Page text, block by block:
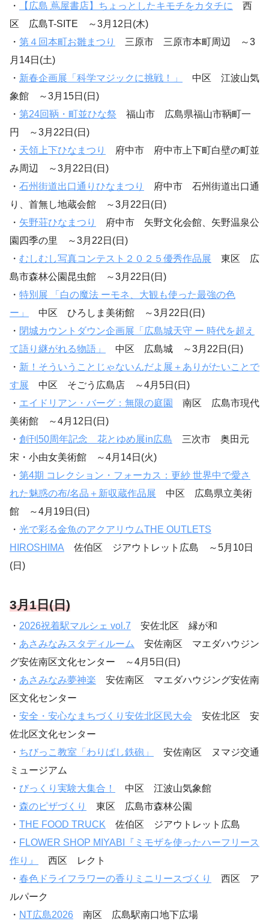
・
【広島 蔦屋書店】ちょっとしたキモチをカタチに 西
区 広島T-SITE ～3月12日(木)
・ 第４回本町お雛まつり
三原市 三原市本町周辺 ～3
月14日(土)
・ 新春企画展「科学マジックに挑戦！」
中区 江波山気
象館 ～3月15日(日)
・ 第24回鞆・町並ひな祭 福山市 広島県福山市鞆町一
円 ～3月22日(日)
・ 天領上下ひなまつり
府中市 府中市上下町白壁の町並
み周辺 ～3月22日(日)
・ 石州街道出口通りひなまつり
府中市 石州街道出口通
り、首無し地蔵会館 ～3月22日(日)
・ 矢野荘ひなまつり
府中市 矢野文化会館、矢野温泉公
園四季の里 ～3月22日(日)
・ むしむし写真コンテスト２０２５優秀作品展 東区 広
島市森林公園昆虫館 ～3月22日(日)
・ 特別展 「白の魔法 ーモネ、大観も使った最強の色
ー」
中区 ひろしま美術館 ～3月22日(日)
・ 閉城カウントダウン企画展「広島城天守 ー 時代を超え
て語り継がれる物語」
中区 広島城 ～3月22日(日)
・ 新！そういうことじゃないんだよ展＋ありがたいことで
す展 中区 そごう広島店 ～4月5日(日)
・ エイドリアン・バーグ：無限の庭園
南区 広島市現代
美術館 ～4月12日(日)
・ 創刊50周年記念 花とゆめ展in広島 三次市 奥田元
宋・小由女美術館 ～4月14日(火)
・ 第4期 コレクション・フォーカス：更紗 世界中で愛さ
れた魅惑の布/名品＋新収蔵作品展 中区 広島県立美術
館 ～4月19日(日)
・ 光で彩る金魚のアクアリウムTHE OUTLETS
HIROSHIMA 佐伯区 ジアウトレット広島 ～5月10日
(日)
3月1日(日)
・ 2026祝着駅マルシェ vol.7 安佐北区 縁が和
・ あさみなみスタディルーム 安佐南区 マエダハウジン
グ安佐南区文化センター ～4月5日(日)
・ あさみなみ夢神楽 安佐南区 マエダハウジング安佐南
区文化センター
・ 安全・安心なまちづくり安佐北区民大会 安佐北区 安
佐北区文化センター
・ ちびっこ教室「わりばし鉄砲」
安佐南区 ヌマジ交通
ミュージアム
・ びっくり実験大集合！
中区 江波山気象館
・ 森のピザづくり
東区 広島市森林公園
・ THE FOOD TRUCK 佐伯区 ジアウトレット広島
・ FLOWER SHOP MIYABI『ミモザを使ったハーフリース
作り』
西区 レクト
・ 春色ドライフラワーの香りミニリースづくり
西区 ア
ルパーク
・ NT広島2026 南区 広島駅南口地下広場